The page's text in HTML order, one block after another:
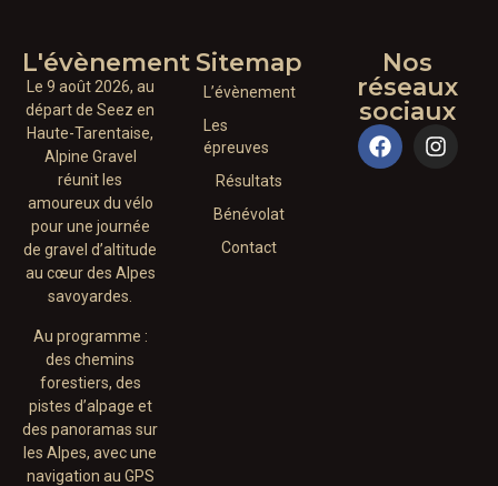
L'évènement
Le 9 août 2026, au
départ de Seez en
Haute-Tarentaise,
Alpine Gravel
réunit les
amoureux du vélo
pour une journée
de gravel d’altitude
au cœur des Alpes
savoyardes.
Au programme :
des chemins
forestiers, des
pistes d’alpage et
des panoramas sur
les Alpes, avec une
navigation au GPS
Sitemap
L’évènement
Les
épreuves
Résultats
Bénévolat
Contact
Nos
réseaux
sociaux